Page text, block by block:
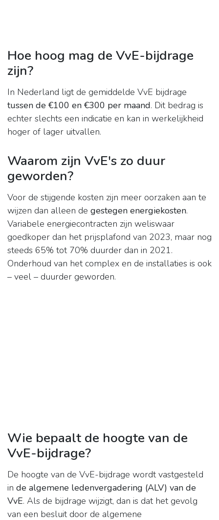
Hoe hoog mag de VvE-bijdrage
zijn?
In Nederland ligt de gemiddelde VvE bijdrage
tussen de €100 en €300 per maand. Dit bedrag is
echter slechts een indicatie en kan in werkelijkheid
hoger of lager uitvallen.
Waarom zijn VvE's zo duur
geworden?
Voor de stijgende kosten zijn meer oorzaken aan te
wijzen dan alleen de gestegen energiekosten.
Variabele energiecontracten zijn weliswaar
goedkoper dan het prijsplafond van 2023, maar nog
steeds 65% tot 70% duurder dan in 2021.
Onderhoud van het complex en de installaties is ook
– veel – duurder geworden.
Wie bepaalt de hoogte van de
VvE-bijdrage?
De hoogte van de VvE-bijdrage wordt vastgesteld
in de algemene ledenvergadering (ALV) van de
VvE. Als de bijdrage wijzigt, dan is dat het gevolg
van een besluit door de algemene